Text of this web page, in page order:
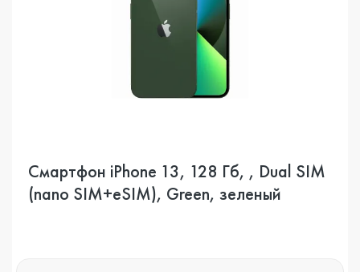
Смартфон iPhone 13, 128 Гб, , Dual SIM
(nano SIM+eSIM), Green, зеленый